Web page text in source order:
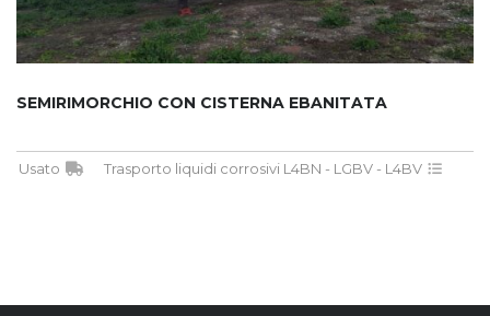
SEMIRIMORCHIO CON CISTERNA EBANITATA
Usato Trasporto liquidi corrosivi L4BN - LGBV - L4BV